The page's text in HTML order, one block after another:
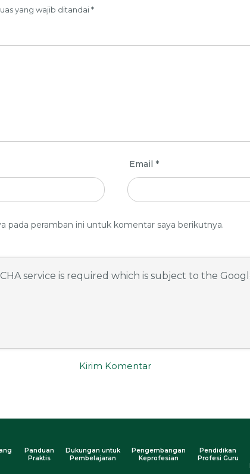
yang wajib ditandai*
Email *
pada peramban ini untuk komentar saya berikutnya.
service is required which is subject to the
Panduan
Praktis
Dukungan untuk
Pembelajaran
Pengembangan
Keprofesian
Pendidikan
Profesi Guru